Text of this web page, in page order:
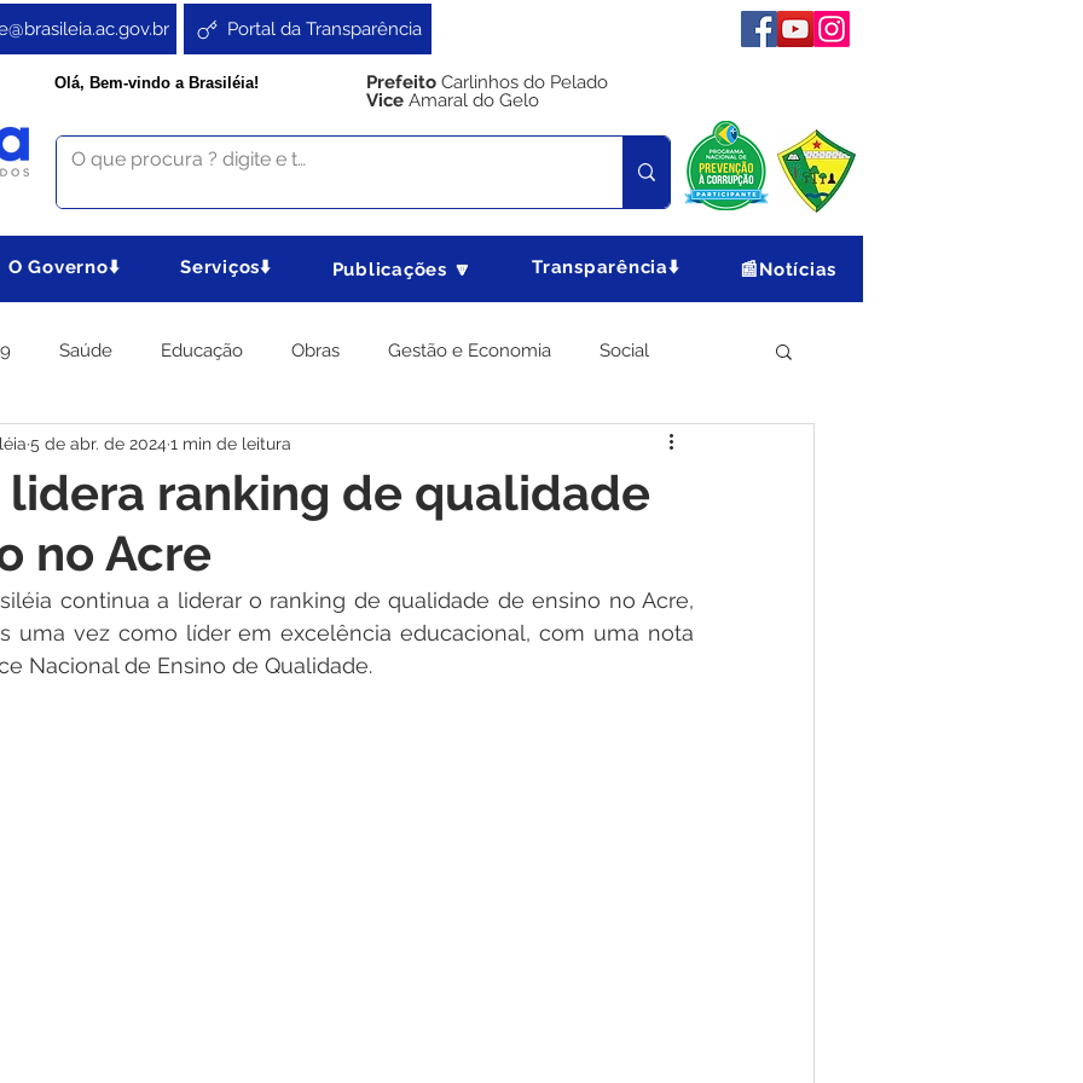
Portal da Transparência
Olá, Bem-vindo a Brasiléia! Prefeito Carlinhos do Pelado
Vice Amaral do Gelo
O Governo⬇️ Serviços⬇️ Publicações 🔽 Transparência⬇️ 📰Notícias
Saúde Educação Obras Gestão e Economia Social
Agricultura e Produção Meio Ambiente
Campanhas
Esclarecimento Emenda Parlamentar Nota de Pesar Defesa Civil
lidera ranking de qualidade
no Acre
5 de abr. de 2024 1 min de leitura
continua a liderar o ranking de qualidade de ensino no Acre,
uma vez como líder em excelência educacional, com uma nota
Nacional de Ensino de Qualidade.